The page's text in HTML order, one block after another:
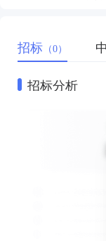
招标 （0）
招标分析